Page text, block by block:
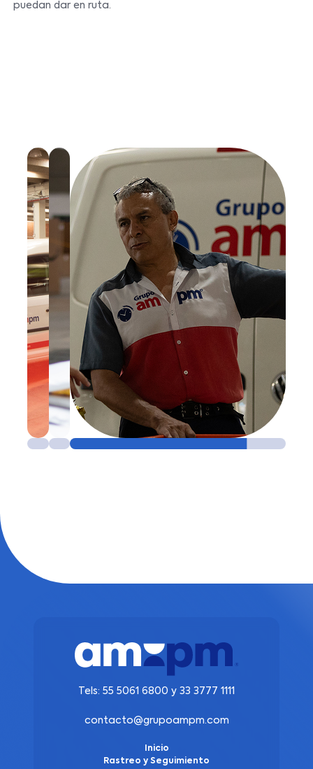
puedan dar en ruta.
Tels: 55 5061 6800 y 33 3777 1111
contacto@grupoampm.com
Inicio
Rastreo y Seguimiento